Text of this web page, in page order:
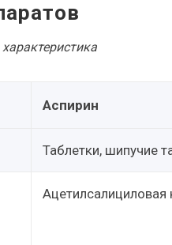
Аспирин
Таблетки, шипучие
Ацетилсалициловая